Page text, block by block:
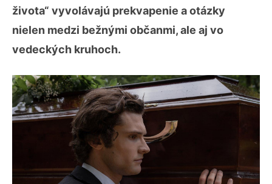
života“ vyvolávajú prekvapenie a otázky
nielen medzi bežnými občanmi, ale aj vo
vedeckých kruhoch.